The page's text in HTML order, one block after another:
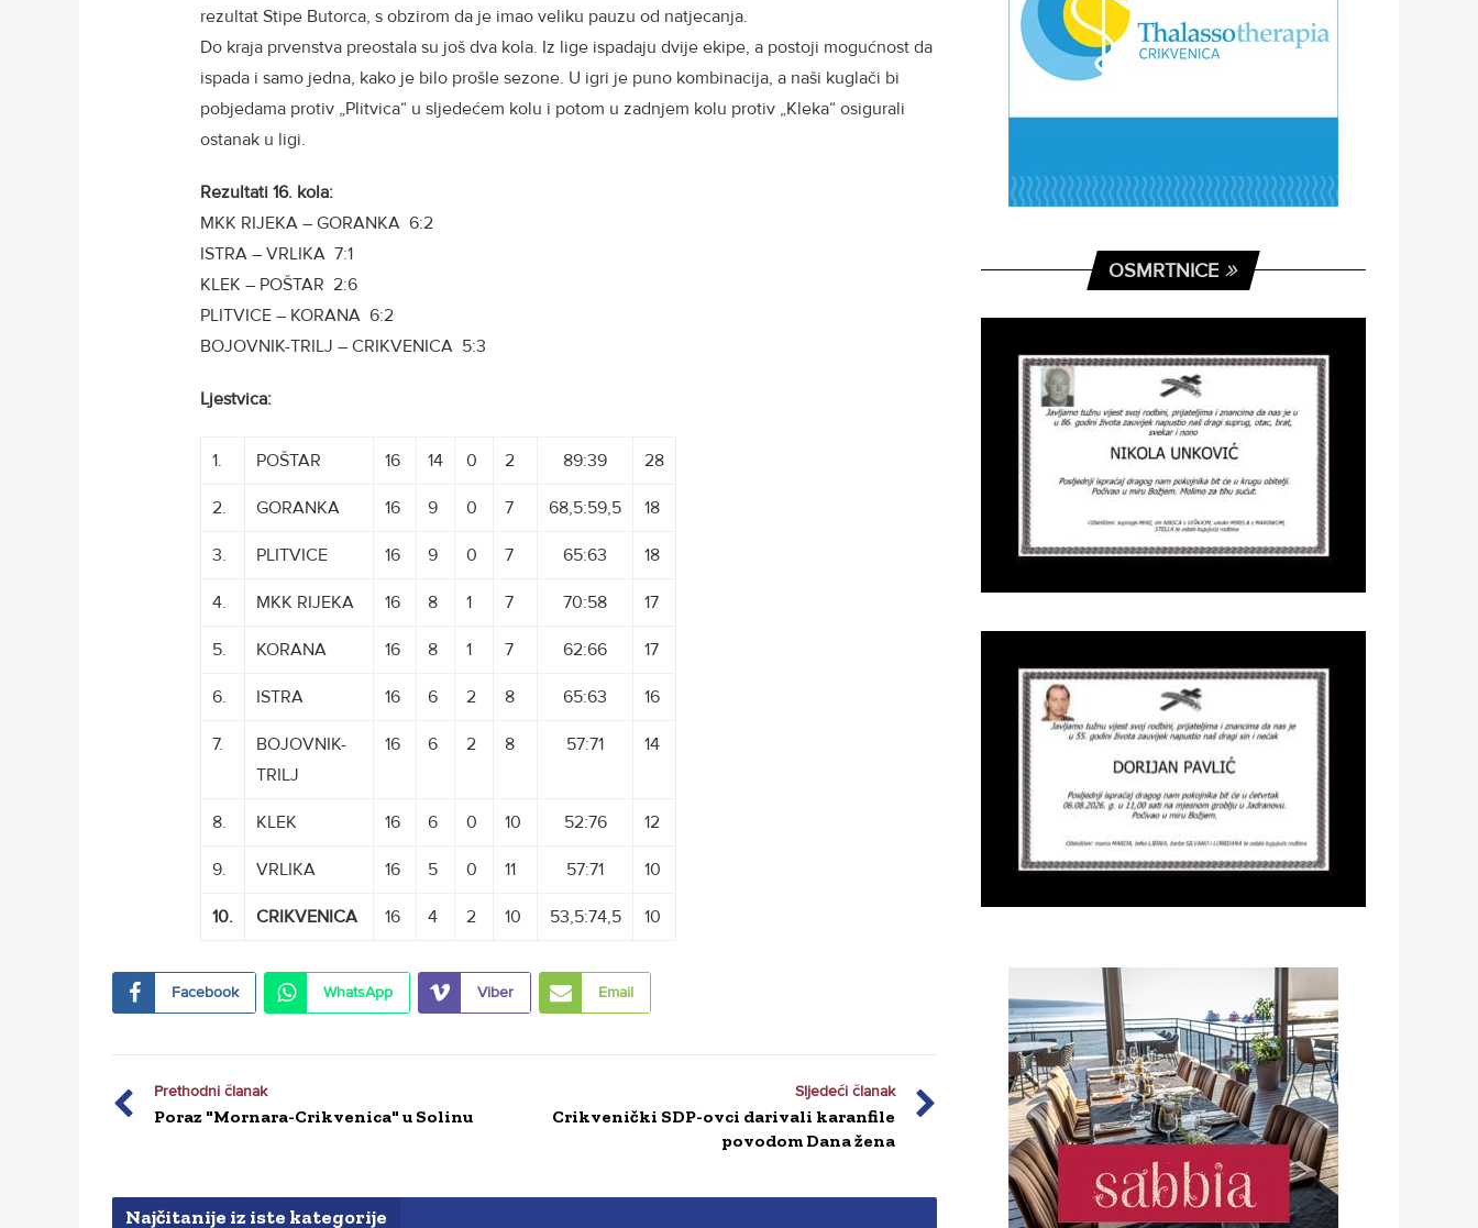
rezultat Stipe Butorca, s obzirom da je imao veliku pauzu od natjecanja.
Do kraja prvenstva preostala su još dva kola. Iz lige ispadaju dvije ekipe, a postoji mogućnost da
ispada i samo jedna, kako je bilo prošle sezone. U igri je puno kombinacija, a naši kuglači bi
pobjedama protiv „Plitvica“ u sljedećem kolu i potom u zadnjem kolu protiv „Kleka“ osigurali
ostanak u ligi.
Rezultati 16. kola:
MKK RIJEKA – GORANKA 6:2
ISTRA – VRLIKA 7:1
KLEK – POŠTAR 2:6
PLITVICE – KORANA 6:2
BOJOVNIK-TRILJ – CRIKVENICA 5:3
Ljestvica:
1. POŠTAR 16 14 0 2 89:39 28
2. GORANKA 16 9 0 7 68,5:59,5 18
3. PLITVICE 16 9 0 7 65:63 18
4. MKK RIJEKA 16 8 1 7 70:58 17
5. KORANA 16 8 1 7 62:66 17
6. ISTRA 16 6 2 8 65:63 16
7.
BOJOVNIK-
TRILJ
16 6 2 8 57:71 14
8. KLEK 16 6 0 10 52:76 12
9. VRLIKA 16 5 0 11 57:71 10
10. CRIKVENICA 16 4 2 10 53,5:74,5 10
Facebook WhatsApp Viber Email
Prethodni članak
Poraz "Mornara-Crikvenica" u Solinu
Sljedeći članak
Crikvenički SDP-ovci darivali karanfile
povodom Dana žena
Najčitanije iz iste kategorije
OSMRTNICE